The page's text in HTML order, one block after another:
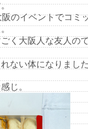
のイベントでコミ
く大阪人な友人の
ない体になりまし
じ。